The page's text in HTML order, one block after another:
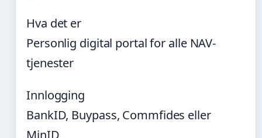
Hva det er
Personlig digital portal for alle NAV-
tjenester
Innlogging
BankID, Buypass, Commfides eller